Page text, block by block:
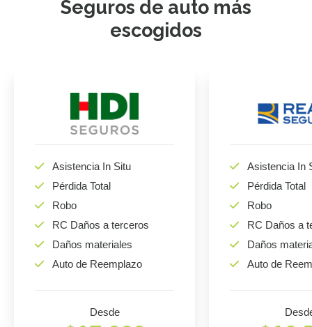
Seguros de auto más
escogidos
Asistencia In Situ
Pérdida Total
Robo
RC Daños a terceros
Daños materiales
Auto de Reemplazo
Desde
Asistencia In
Pérdida Total
Robo
RC Daños a
Daños
Auto de